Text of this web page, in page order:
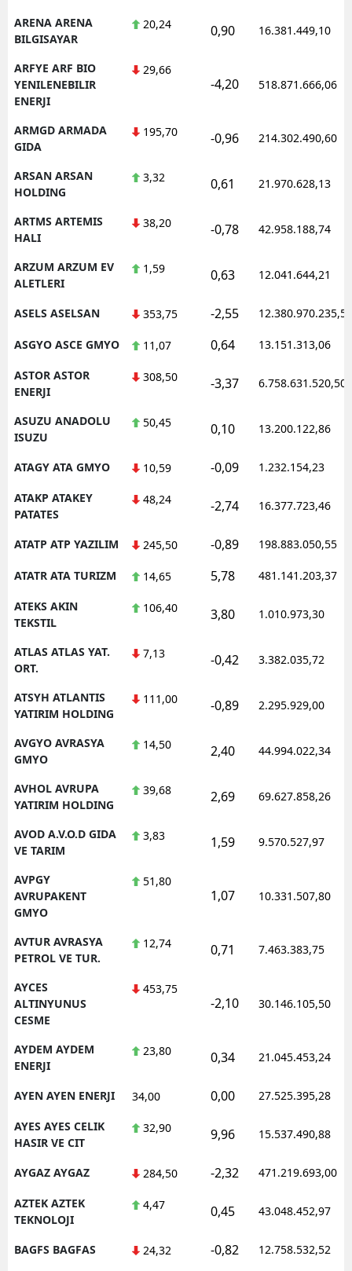
ARENA ARENA
BILGISAYAR
20,24 0,90 16.381.449,10
ARFYE ARF BIO
YENILENEBILIR
ENERJI
29,66
-4,20 518.871.666,06
ARMGD ARMADA
GIDA
195,70 -0,96 214.302.490,60
ARSAN ARSAN
HOLDING
3,32 0,61 21.970.628,13
ARTMS ARTEMIS
HALI
38,20 -0,78 42.958.188,74
ARZUM ARZUM EV
ALETLERI
1,59 0,63 12.041.644,21
ASELS ASELSAN 353,75 -2,55 12.380.970.235,50
ASGYO ASCE GMYO 11,07 0,64 13.151.313,06
ASTOR ASTOR
ENERJI
308,50 -3,37 6.758.631.520,50
ASUZU ANADOLU
ISUZU
50,45 0,10 13.200.122,86
ATAGY ATA GMYO 10,59 -0,09 1.232.154,23
ATAKP ATAKEY
PATATES
48,24 -2,74 16.377.723,46
ATATP ATP YAZILIM 245,50 -0,89 198.883.050,55
ATATR ATA TURIZM 14,65 5,78 481.141.203,37
ATEKS AKIN
TEKSTIL
106,40 3,80 1.010.973,30
ATLAS ATLAS YAT.
ORT.
7,13 -0,42 3.382.035,72
ATSYH ATLANTIS
YATIRIM HOLDING
111,00 -0,89 2.295.929,00
AVGYO AVRASYA
GMYO
14,50 2,40 44.994.022,34
AVHOL AVRUPA
YATIRIM HOLDING
39,68 2,69 69.627.858,26
AVOD A.V.O.D GIDA
VE TARIM
3,83 1,59 9.570.527,97
AVPGY
AVRUPAKENT
GMYO
51,80
1,07 10.331.507,80
AVTUR AVRASYA
PETROL VE TUR.
12,74 0,71 7.463.383,75
AYCES
ALTINYUNUS
CESME
453,75
-2,10 30.146.105,50
AYDEM AYDEM
ENERJI
23,80 0,34 21.045.453,24
AYEN AYEN ENERJI 34,00 0,00 27.525.395,28
AYES AYES CELIK
HASIR VE CIT
32,90 9,96 15.537.490,88
AYGAZ AYGAZ 284,50 -2,32 471.219.693,00
AZTEK AZTEK
TEKNOLOJI
4,47 0,45 43.048.452,97
BAGFS BAGFAS 24,32 -0,82 12.758.532,52